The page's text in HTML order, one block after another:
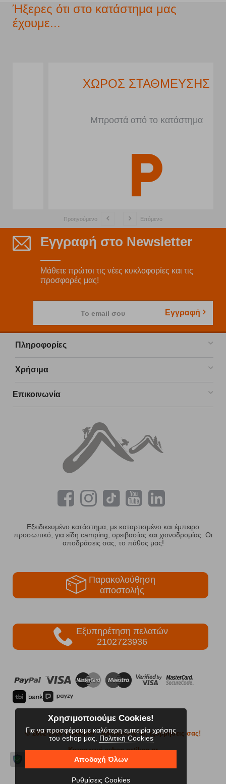
Ήξερες ότι στο κατάστημα μας
έχουμε...
ΧΩΡΟΣ ΣΤΑΘΜΕΥΣΗΣ
Μπροστά από το κατάστημα
Προηγούμενο Επόμενο
Εγγραφή στο Newsletter
Μάθετε πρώτοι τις νέες κυκλοφορίες και τις
προσφορές μας!
Το email σου Εγγραφή
Πληροφορίες
Χρήσιμα
Επικοινωνία
Εξειδικευμένο κατάστημα, με καταρτισμένο και έμπειρο
προσωπικό, για είδη camping, ορειβασίας και χιονοδρομίας. Οι
αποδράσεις σας, το πάθος μας!
Παρακολούθηση
αποστολής
Εξυπηρέτηση πελατών
2102723936
© 2002-2026 FreeRider- Απολαύστε τις εξορμήσεις σας!
Κατασκευή eshop netikon.gr
Χρησιμοποιούμε Cookies!
Για να προσφέρουμε καλύτερη εμπειρία χρήσης
του eshop μας. Πολιτική Cookies
Αποδοχή Όλων
Ρυθμίσεις Cookies